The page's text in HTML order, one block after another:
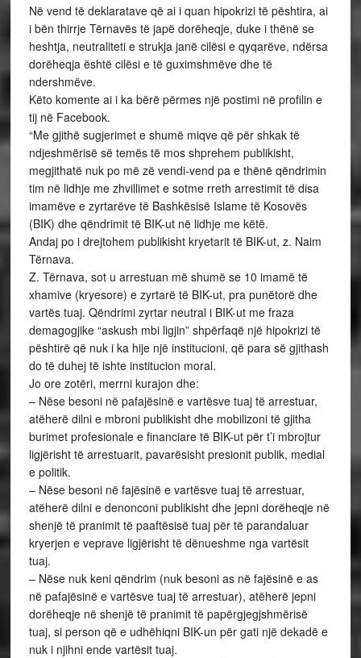
Në vend të deklaratave që ai i quan hipokrizi të pështira, ai
i bën thirrje Tërnavës të japë dorëheqje, duke i thënë se
heshtja, neutraliteti e strukja janë cilësi e qyqarëve, ndërsa
dorëheqja është cilësi e të guximshmëve dhe të
ndershmëve.
Këto komente ai i ka bërë përmes një postimi në profilin e
tij në Facebook.
“Me gjithë sugjerimet e shumë miqve që për shkak të
ndjeshmërisë së temës të mos shprehem publikisht,
megjithatë nuk po më zë vendi-vend pa e thënë qëndrimin
tim në lidhje me zhvillimet e sotme rreth arrestimit të disa
imamëve e zyrtarëve të Bashkësisë Islame të Kosovës
(BIK) dhe qëndrimit të BIK-ut në lidhje me këtë.
Andaj po i drejtohem publikisht kryetarit të BIK-ut, z. Naim
Tërnava.
Z. Tërnava, sot u arrestuan më shumë se 10 imamë të
xhamive (kryesore) e zyrtarë të BIK-ut, pra punëtorë dhe
vartës tuaj. Qëndrimi zyrtar neutral i BIK-ut me fraza
demagogjike “askush mbi ligjin” shpërfaqë një hipokrizi të
pështirë që nuk i ka hije një institucioni, që para së gjithash
do të duhej të ishte institucion moral.
Jo ore zotëri, merrni kurajon dhe:
– Nëse besoni në pafajësinë e vartësve tuaj të arrestuar,
atëherë dilni e mbroni publikisht dhe mobilizoni të gjitha
burimet profesionale e financiare të BIK-ut për t’i mbrojtur
ligjërisht të arrestuarit, pavarësisht presionit publik, medial
e politik.
– Nëse besoni në fajësinë e vartësve tuaj të arrestuar,
atëherë dilni e denonconi publikisht dhe jepni dorëheqje në
shenjë të pranimit të paaftësisë tuaj për të parandaluar
kryerjen e veprave ligjërisht të dënueshme nga vartësit
tuaj.
– Nëse nuk keni qëndrim (nuk besoni as në fajësinë e as
në pafajësinë e vartësve tuaj të arrestuar), atëherë jepni
dorëheqje në shenjë të pranimit të papërgjegjshmërisë
tuaj, si person që e udhëhiqni BIK-un për gati një dekadë e
nuk i njihni ende vartësit tuaj.